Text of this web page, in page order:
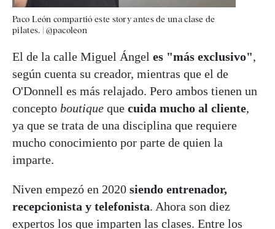
Paco León compartió este story antes de una clase de
pilates. |@pacoleon
El de la calle Miguel Ángel es "más exclusivo",
según cuenta su creador, mientras que el de
O'Donnell es más relajado. Pero ambos tienen un
concepto boutique que cuida mucho al cliente,
ya que se trata de una disciplina que requiere
mucho conocimiento por parte de quien la
imparte.
Niven empezó en 2020 siendo entrenador,
recepcionista y telefonista. Ahora son diez
expertos los que imparten las clases. Entre los